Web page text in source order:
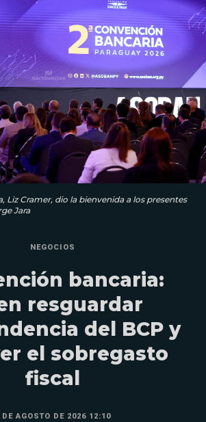
Liz Cramer, dio la bienvenida a los presentes
Jara
NEGOCIOS
bancaria:
resguardar
del BCP y
el sobregasto
fiscal
DE AGOSTO DE 2026 12:10